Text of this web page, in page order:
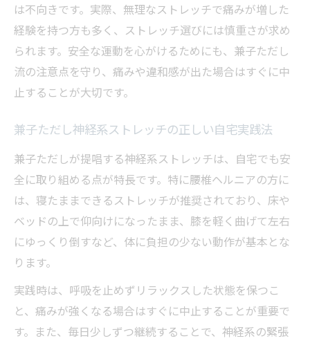
は不向きです。実際、無理なストレッチで痛みが増した
経験を持つ方も多く、ストレッチ選びには慎重さが求め
られます。安全な運動を心がけるためにも、兼子ただし
流の注意点を守り、痛みや違和感が出た場合はすぐに中
止することが大切です。
兼子ただし神経系ストレッチの正しい自宅実践法
兼子ただしが提唱する神経系ストレッチは、自宅でも安
全に取り組める点が特長です。特に腰椎ヘルニアの方に
は、寝たままできるストレッチが推奨されており、床や
ベッドの上で仰向けになったまま、膝を軽く曲げて左右
にゆっくり倒すなど、体に負担の少ない動作が基本とな
ります。
実践時は、呼吸を止めずリラックスした状態を保つこ
と、痛みが強くなる場合はすぐに中止することが重要で
す。また、毎日少しずつ継続することで、神経系の緊張